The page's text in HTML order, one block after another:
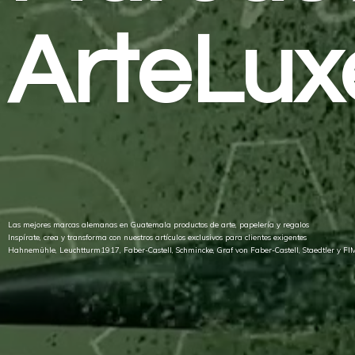
Las mejores marcas alemanas en Guatemala productos de arte, papelería y regalos
Inspírate, crea y transforma con nuestros artículos exclusivos para clientes exigentes
Hahnemühle, Leuchtturm1917, Faber-Castell, Schmincke, Graf von Faber-Castell, Staedtlery